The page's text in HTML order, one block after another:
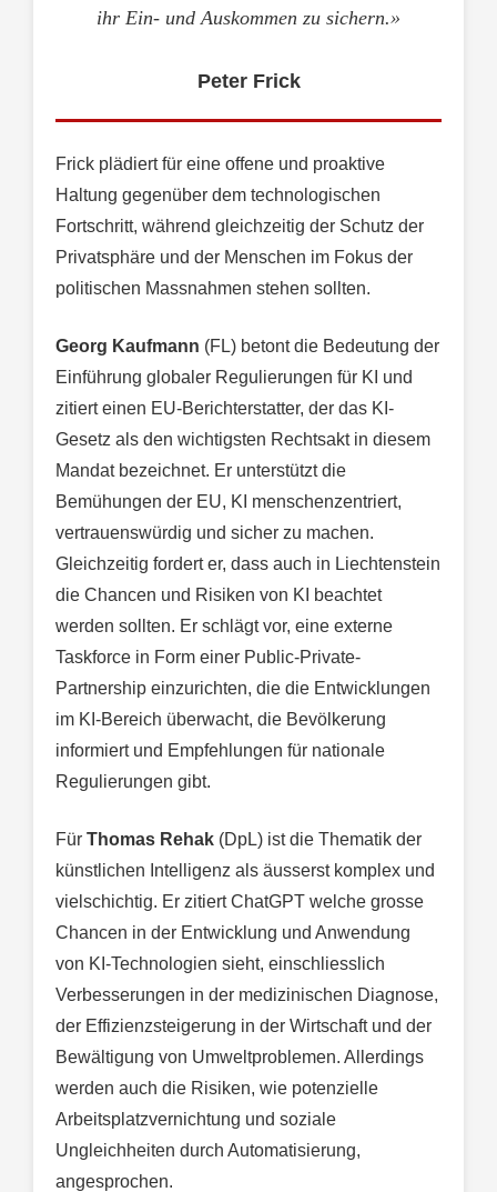
ihr Ein- und Auskommen zu sichern.»
Peter Frick
Frick plädiert für eine offene und proaktive
Haltung gegenüber dem technologischen
Fortschritt, während gleichzeitig der Schutz der
Privatsphäre und der Menschen im Fokus der
politischen Massnahmen stehen sollten.
Georg Kaufmann (FL) betont die Bedeutung der
Einführung globaler Regulierungen für KI und
zitiert einen EU-Berichterstatter, der das KI-
Gesetz als den wichtigsten Rechtsakt in diesem
Mandat bezeichnet. Er unterstützt die
Bemühungen der EU, KI menschenzentriert,
vertrauenswürdig und sicher zu machen.
Gleichzeitig fordert er, dass auch in Liechtenstein
die Chancen und Risiken von KI beachtet
werden sollten. Er schlägt vor, eine externe
Taskforce in Form einer Public-Private-
Partnership einzurichten, die die Entwicklungen
im KI-Bereich überwacht, die Bevölkerung
informiert und Empfehlungen für nationale
Regulierungen gibt.
Für Thomas Rehak (DpL) ist die Thematik der
künstlichen Intelligenz als äusserst komplex und
vielschichtig. Er zitiert ChatGPT welche grosse
Chancen in der Entwicklung und Anwendung
von KI-Technologien sieht, einschliesslich
Verbesserungen in der medizinischen Diagnose,
der Effizienzsteigerung in der Wirtschaft und der
Bewältigung von Umweltproblemen. Allerdings
werden auch die Risiken, wie potenzielle
Arbeitsplatzvernichtung und soziale
Ungleichheiten durch Automatisierung,
angesprochen.